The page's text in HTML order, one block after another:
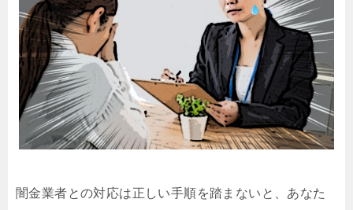
闇金業者との対応は正しい手順を踏まないと、あなた